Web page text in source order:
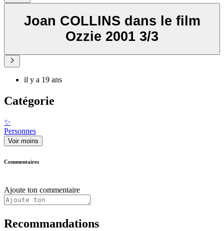
Joan COLLINS dans le film
Ozzie 2001 3/3
il y a 19 ans
Catégorie
✨
Personnes
Voir moins
Commentaires
Ajoute ton commentaire
Recommandations